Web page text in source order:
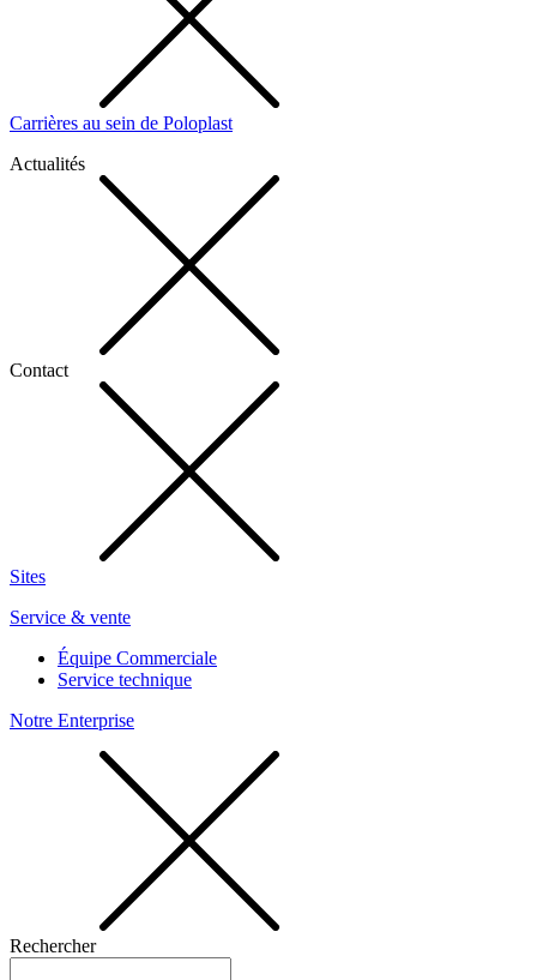
Carrières au sein de Poloplast
Actualités
Contact
Sites
Service & vente
Équipe Commerciale
Service technique
Notre Enterprise
Rechercher